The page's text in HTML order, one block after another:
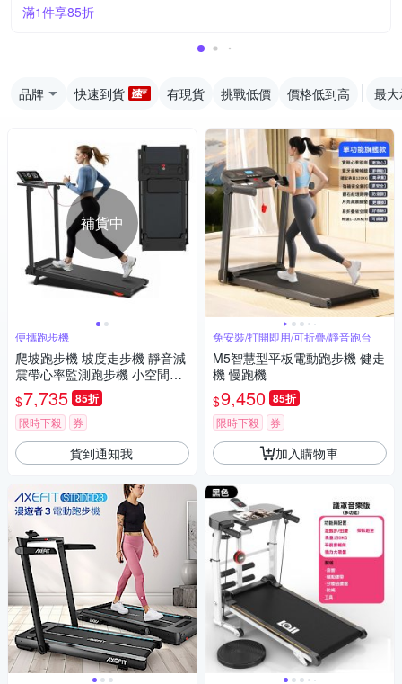
滿1件享85折
品牌 快速到貨 有現貨 挑戰低價 價格低到高 最
補貨中
便攜跑步機
爬坡跑步機 坡度走步機 靜音減
震帶心率監測跑步機 小空間居
家健身器材 扶手跑步機
$7,735 85折
限時下殺 券
貨到通知我
免安裝/打開即用/可折疊/靜音跑台
M5智慧型平板電動跑步機 健走
機 慢跑機
$9,450 85折
限時下殺 券
加入購物車